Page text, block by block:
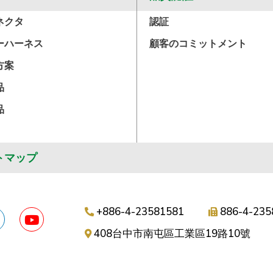
クタ
ハーネス
案
認証
顧客のコミットメント
マップ
+886-4-23581581
886-4-
408台中市南屯區工業區19路10號